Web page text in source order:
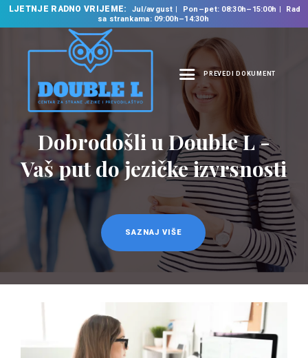
LJETNJE RADNO VRIJEME: Jul/avgust Pon–pet: 08:30h–15:00h
Rad
sa strankama: 09:00h–14:30h
PREVEDI DOKUMENT
NASLOVNA
O NAMA
NAŠE USLUGE
ŠKOLA STRANIH
JEZIKA
PREVODILAČKI BIRO
KURSEVI
NOVOSTI
KONTAKT
Dobrodošli u Double L -
Vaš put do jezičke izvrsnosti
SAZNAJ VIŠE
Prevodilačke usluge
na 35 jezika
SAZNAJ VIŠE